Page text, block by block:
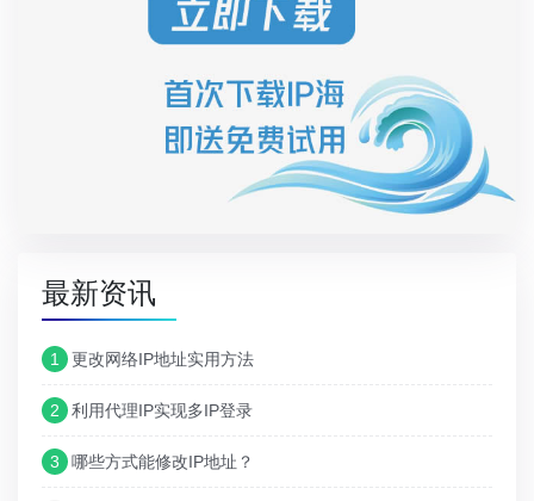
最新资讯
1 更改网络IP地址实用方法
2 利用代理IP实现多IP登录
3 哪些方式能修改IP地址？